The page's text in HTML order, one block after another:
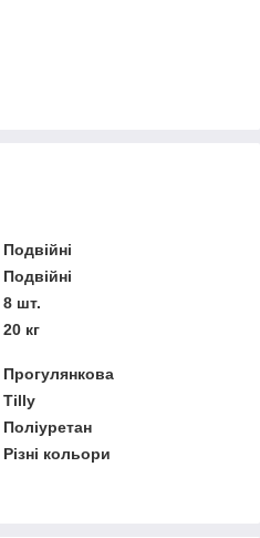
Подвійні
Подвійні
8 шт.
20 кг
Прогулянкова
Tilly
Поліуретан
Різні кольори